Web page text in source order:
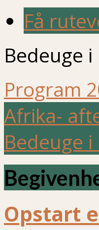
Få
Bedeuge
Program
Afrika-
Bedeuge
Opstart